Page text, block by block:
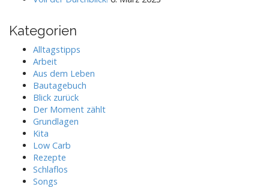
Kategorien
Alltagstipps
Arbeit
Aus dem Leben
Bautagebuch
Blick zurück
Der Moment zählt
Grundlagen
Kita
Low Carb
Rezepte
Schlaflos
Songs